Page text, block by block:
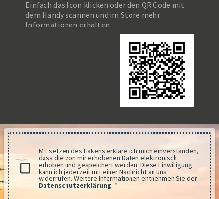
Einfach das Icon klicken oder den QR Code mit
dem Handy scannen und im Store mehr
Informationen erhalten.
Mit setzen des Hakens erkläre ich mich einverstanden,
dass die von mir erhobenen Daten elektronisch
erhoben und gespeichert werden. Diese Einwilligung
kann ich jederzeit mit einer Nachricht an uns
widerrufen. Weitere Informationen entnehmen Sie der
Datenschutzerklärung. *